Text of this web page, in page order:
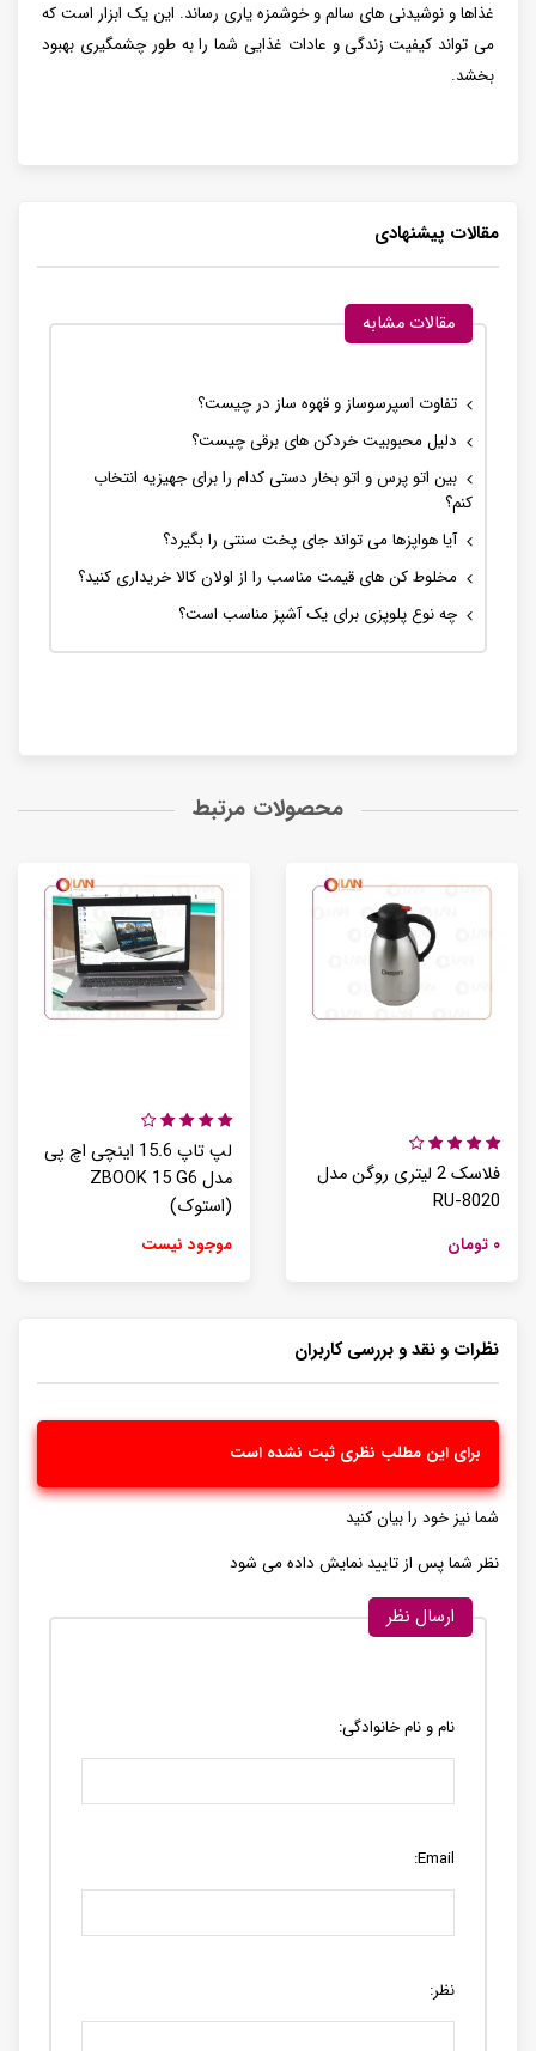
غذاها و نوشیدنی های سالم و خوشمزه یاری رساند. این یک ابزار است که
می تواند کیفیت زندگی و عادات غذایی شما را به طور چشمگیری بهبود
بخشد.
مقالات پیشنهادی
مقالات مشابه
تفاوت اسپرسوساز و قهوه ساز در چیست؟
دلیل محبوبیت خردکن های برقی چیست؟
بین اتو پرس و اتو بخار دستی کدام را برای جهیزیه انتخاب
کنم؟
آیا هواپزها می تواند جای پخت سنتی را بگیرد؟
مخلوط کن های قیمت مناسب را از اولان کالا خریداری کنید؟
چه نوع پلوپزی برای یک آشپز مناسب است؟
محصولات مرتبط
لپ تاپ 15.6 اینچی اچ پی
مدل ZBOOK 15 G6
(استوک)
موجود نیست
فلاسک 2 لیتری روگن مدل
RU-8020
۰ تومان
نظرات و نقد و بررسی کاربران
برای این مطلب نظری ثبت نشده است
شما نیز خود را بیان کنید
نظر شما پس از تایید نمایش داده می شود
ارسال نظر
نام و نام خانوادگی:
Email:
نظر: